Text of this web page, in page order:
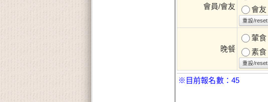
會員/會友
會友
重設/reset
晚餐
葷食
素食
重設/reset
※目前報名數：45